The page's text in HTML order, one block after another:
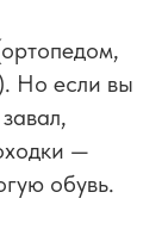
Но если вы
—
обувь.